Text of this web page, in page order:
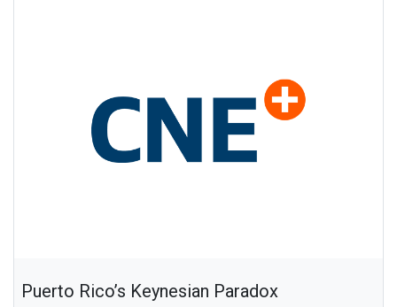
Puerto Rico’s Keynesian Paradox